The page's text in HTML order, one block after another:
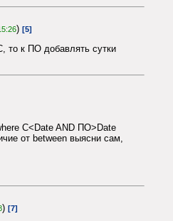
) [5]
к ПО добавлять сутки
С<Date AND ПО>Date
от between выясни сам,
) [7]